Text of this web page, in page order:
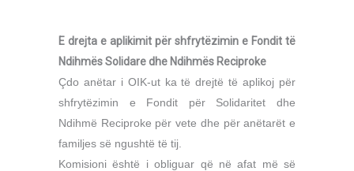
E drejta e aplikimit për shfrytëzimin e Fondit të
Ndihmës Solidare dhe Ndihmës Reciproke
Çdo anëtar i OIK-ut ka të drejtë të aplikoj për
shfrytëzimin e Fondit për Solidaritet dhe
Ndihmë Reciproke për vete dhe për anëtarët e
familjes së ngushtë të tij.
Komisioni është i obliguar që në afat më së